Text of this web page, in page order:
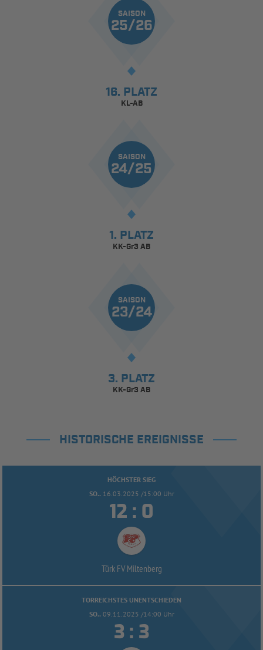
SAISON
25/26
16. PLATZ
KL-AB
SAISON
24/25
1. PLATZ
KK-Gr3 AB
SAISON
23/24
3. PLATZ
KK-Gr3 AB
HISTORISCHE EREIGNISSE
HÖCHSTER SIEG
SO.. 16.03.2025 /15:00 Uhr
 : 
Türk FV Miltenberg
TORREICHSTES UNENTSCHIEDEN
SO.. 09.11.2025 /14:00 Uhr
 : 